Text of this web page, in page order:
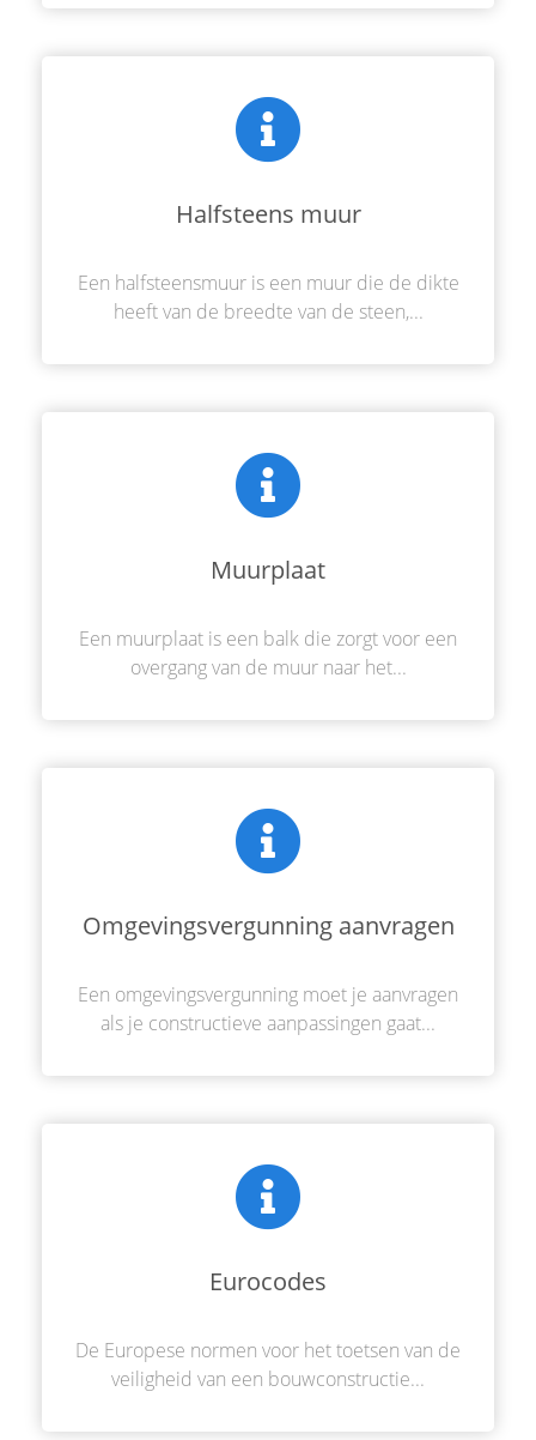
Halfsteens muur
Een halfsteensmuur is een muur die de dikte
heeft van de breedte van de steen,...
Muurplaat
Een muurplaat is een balk die zorgt voor een
overgang van de muur naar het...
Omgevingsvergunning aanvragen
Een omgevingsvergunning moet je aanvragen
als je constructieve aanpassingen gaat...
Eurocodes
De Europese normen voor het toetsen van de
veiligheid van een bouwconstructie...